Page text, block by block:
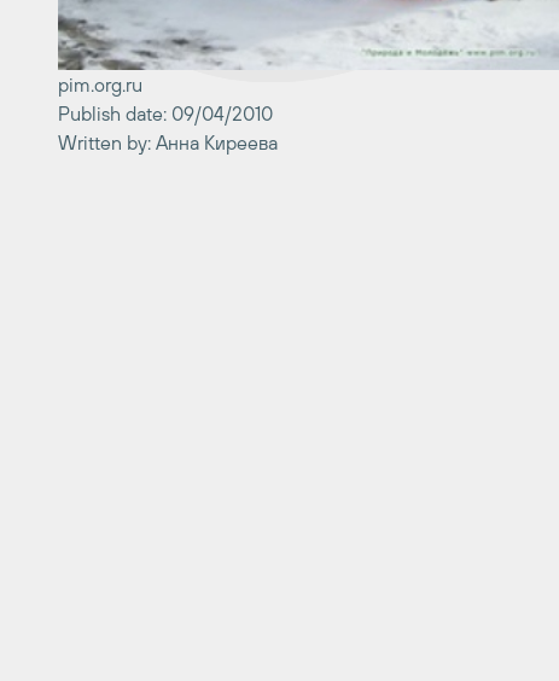
pim.org.ru
Publish date: 09/04/2010
Written by: Анна Киреева